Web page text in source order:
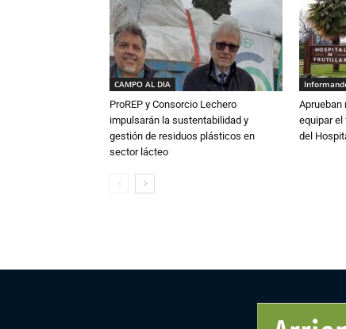
CAMPO AL DIA
ProREP y Consorcio Lechero
impulsarán la sustentabilidad y
gestión de residuos plásticos en
sector lácteo
Aprueban
equipar el
del